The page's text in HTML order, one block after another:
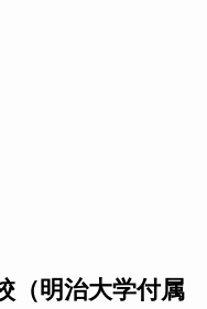
（明治大学付属